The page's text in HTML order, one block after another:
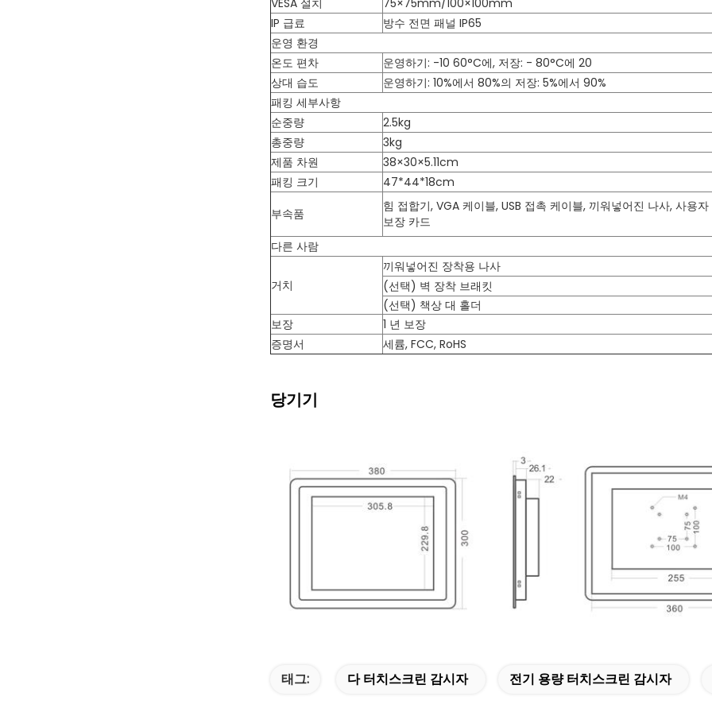
VESA 설치
75×75mm/100×100mm
IP 급료
방수 전면 패널 IP65
운영 환경
온도 편차
운영하기: -10 60°C에, 저장: - 80°C에 20
상대 습도
운영하기: 10%에서 80%의 저장: 5%에서 90%
패킹 세부사항
순중량
2.5kg
총중량
3kg
제품 차원
38×30×5.11cm
패킹 크기
47*44*18cm
부속품
힘 접합기, VGA 케이블, USB 접촉 케이블, 끼워넣어진 나사, 사용
보장 카드
다른 사람
거치
끼워넣어진 장착용 나사
(선택) 벽 장착 브래킷
(선택) 책상 대 홀더
보장
1 년 보장
증명서
세륨, FCC, RoHS
당기기
태그: 다 터치스크린 감시자 전기 용량 터치스크린 감시자